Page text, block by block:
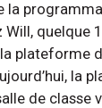
la
quelque
plateforme
la
de